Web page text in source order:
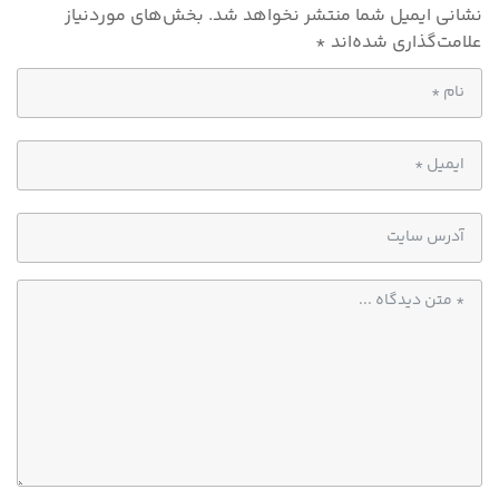
نشانی ایمیل شما منتشر نخواهد شد. بخش‌های موردنیاز
علامت‌گذاری شده‌اند *